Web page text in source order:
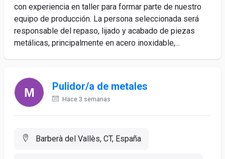
con experiencia en taller para formar parte de nuestro
equipo de producción. La persona seleccionada será
responsable del repaso, lijado y acabado de piezas
metálicas, principalmente en acero inoxidable,...
Pulidor/a de metales
Hace 3 semanas
Barberà del Vallès, CT, España